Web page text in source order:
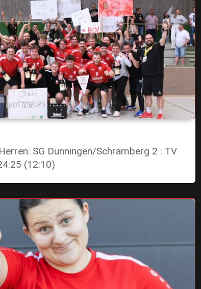
SG Dunningen/Schramberg 2 : TV
(12:10)